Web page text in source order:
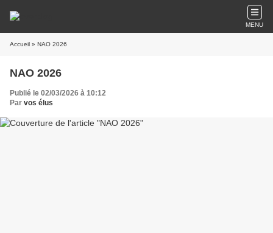
MENU
Accueil » NAO 2026
NAO 2026
Publié le 02/03/2026 à 10:12
Par vos élus